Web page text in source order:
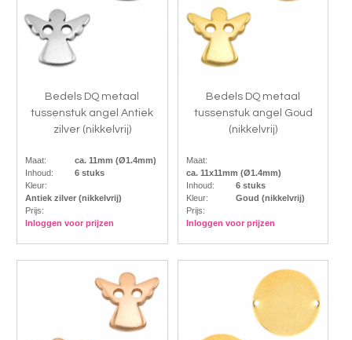
Bedels DQ metaal
tussenstuk angel Antiek
zilver (nikkelvrij)
Maat:
ca. 11mm (Ø1.4mm)
Inhoud:
6 stuks
Kleur:
Antiek zilver (nikkelvrij)
Prijs:
Inloggen voor prijzen
Bedels DQ metaal
tussenstuk angel Goud
(nikkelvrij)
Maat:
ca. 11x11mm (Ø1.4mm)
Inhoud:
6 stuks
Kleur:
Goud (nikkelvrij)
Prijs:
Inloggen voor prijzen